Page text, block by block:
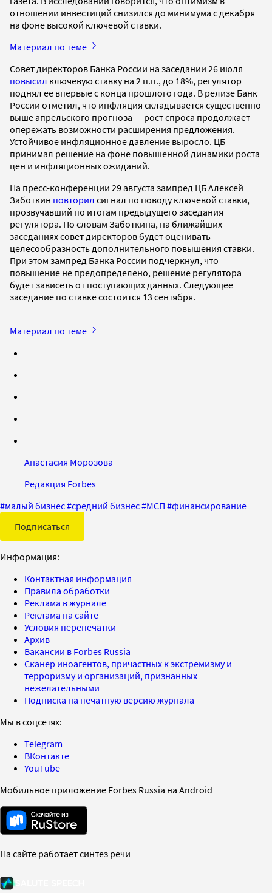
отношении инвестиций снизился до минимума с декабря
на фоне высокой ключевой ставки.
Материал по теме
Совет директоров Банка России на заседании 26 июля
повысил ключевую ставку на 2 п.п., до 18%, регулятор
поднял ее впервые с конца прошлого года. В релизе Банк
России отметил, что инфляция складывается существенно
выше апрельского прогноза — рост спроса продолжает
опережать возможности расширения предложения.
Устойчивое инфляционное давление выросло. ЦБ
принимал решение на фоне повышенной динамики роста
цен и инфляционных ожиданий.
На пресс-конференции 29 августа зампред ЦБ Алексей
Заботкин повторил сигнал по поводу ключевой ставки,
прозвучавший по итогам предыдущего заседания
регулятора. По словам Заботкина, на ближайших
заседаниях совет директоров будет оценивать
целесообразность дополнительного повышения ставки.
При этом зампред Банка России подчеркнул, что
повышение не предопределено, решение регулятора
будет зависеть от поступающих данных. Следующее
заседание по ставке состоится 13 сентября.
Материал по теме
Анастасия Морозова
Редакция Forbes
#малый бизнес#средний бизнес#МСП #финансирование
Подписаться
Информация:
Контактная информация
Правила обработки
Реклама в журнале
Реклама на сайте
Условия перепечатки
Архив
Вакансии в Forbes Russia
Сканер иноагентов, причастных к экстремизму и
терроризму и организаций, признанных
нежелательными
Подписка на печатную версию журнала
Мы в соцсетях:
Telegram
ВКонтакте
YouTube
Мобильное приложение Forbes Russia на Android
На сайте работает синтез речи